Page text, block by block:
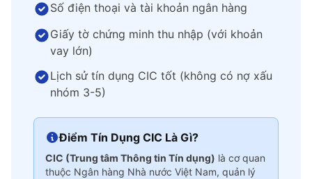
Số điện thoại và tài khoản ngân hàng
Giấy tờ chứng minh thu nhập (với khoản
vay lớn)
Lịch sử tín dụng CIC tốt (không có nợ xấu
nhóm 3-5)
Điểm Tín Dụng CIC Là Gì?
CIC (Trung tâm Thông tin Tín dụng) là cơ quan
thuộc Ngân hàng Nhà nước Việt Nam, quản lý